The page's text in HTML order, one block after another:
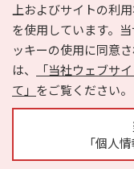
上およびサイトの利
を使用しています。
ッキーの使用に同意
は、
「当社ウェブサ
て」 をご覧ください。
「個人
e-NAVITA（イーナビ
利用規約
個人
サイトマップ